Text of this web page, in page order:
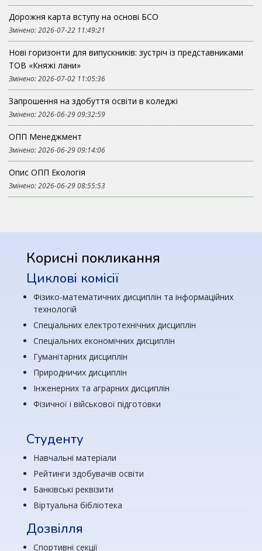
Дорожня карта вступу на основі БСО
Змінено: 2026-07-22 11:49:21
Нові горизонти для випускників: зустріч із представниками
ТОВ «Княжі лани»
Змінено: 2026-07-02 11:05:36
Запрошення на здобуття освіти в коледжі
Змінено: 2026-06-29 09:32:59
ОПП Менеджмент
Змінено: 2026-06-29 09:14:06
Опис ОПП Екологія
Змінено: 2026-06-29 08:55:53
Корисні покликання
Циклові комісії
Фізико-математичних дисциплін та інформаційних
технологій
Спеціальних електротехнічних дисциплін
Спеціальних економічних дисциплін
Гуманітарних дисциплін
Природничих дисциплін
Інженерних та аграрних дисциплін
Фізичної і військової підготовки
Студенту
Навчальні матеріали
Рейтинги здобувачів освіти
Банківські реквізити
Віртуальна бібліотека
Дозвілля
Спортивні секції